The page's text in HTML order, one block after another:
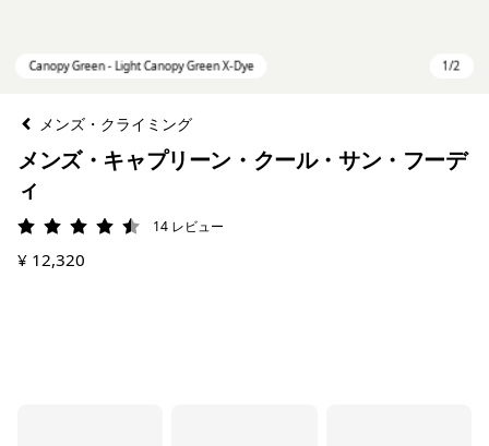
メンズ・クライミング
メンズ・キャプリーン・クール・サン・フーデ
ィ
評価: 4.5 / 5
14 レビュー
¥ 12,320